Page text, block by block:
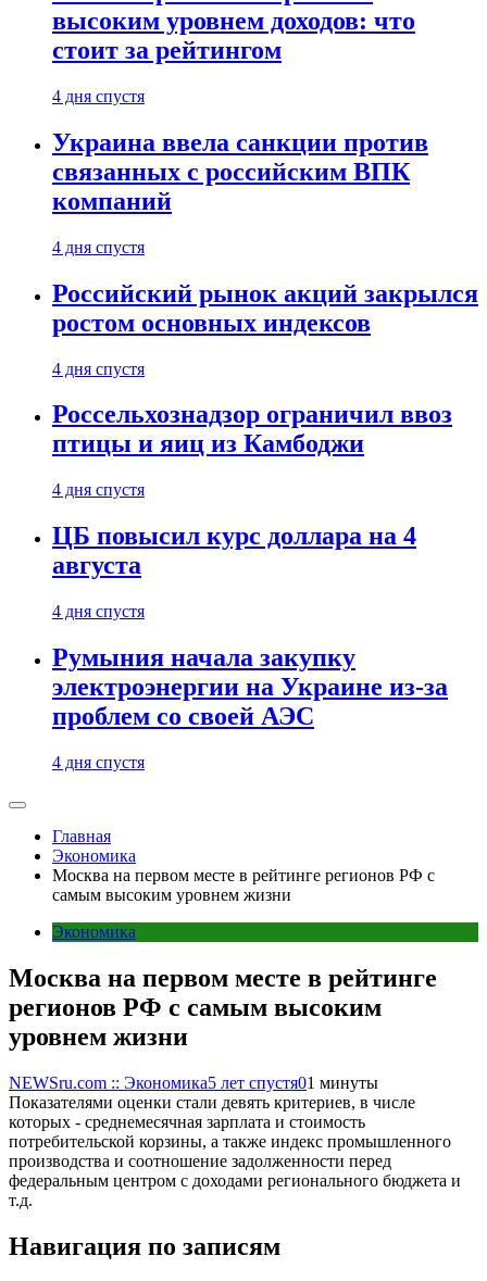
высоким уровнем доходов: что
стоит за рейтингом
4 дня спустя
Украина ввела санкции против
связанных с российским ВПК
компаний
4 дня спустя
Российский рынок акций закрылся
ростом основных индексов
4 дня спустя
Россельхознадзор ограничил ввоз
птицы и яиц из Камбоджи
4 дня спустя
ЦБ повысил курс доллара на 4
августа
4 дня спустя
Румыния начала закупку
электроэнергии на Украине из-за
проблем со своей АЭС
4 дня спустя
Главная
Экономика
Москва на первом месте в рейтинге регионов РФ с
самым высоким уровнем жизни
Экономика
Москва на первом месте в рейтинге
регионов РФ с самым высоким
уровнем жизни
NEWSru.com :: Экономика5 лет спустя01 минуты
Показателями оценки стали девять критериев, в числе
которых - среднемесячная зарплата и стоимость
потребительской корзины, а также индекс промышленного
производства и соотношение задолженности перед
федеральным центром с доходами регионального бюджета и
т.д.
Навигация по записям